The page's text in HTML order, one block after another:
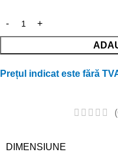
Prețul indicat este fără
DIMENSIUNE